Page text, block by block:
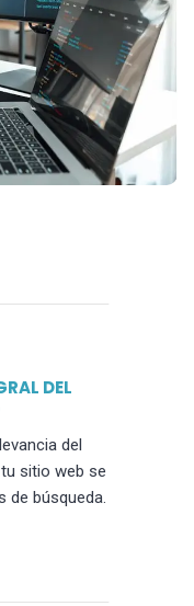
DEL
del
sitio web se
de búsqueda.